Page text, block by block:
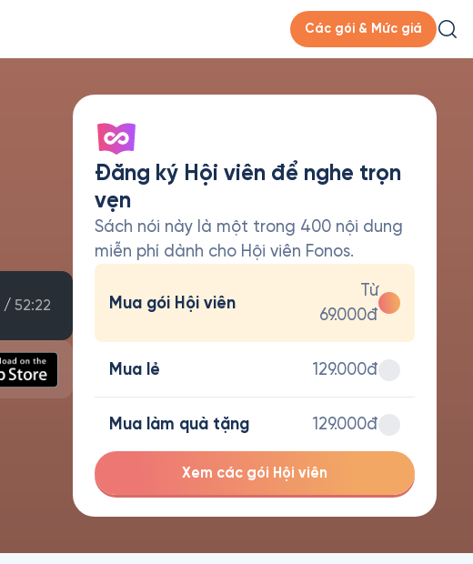
Các gói & Mức giá
/ 52:22
Đăng ký Hội viên để nghe trọn
vẹn
Sách nói này là một trong 400 nội dung
miễn phí dành cho Hội viên Fonos.
Mua gói Hội viên
Từ
69.000đ
Mua lẻ 129.000đ
Mua làm quà tặng 129.000đ
Xem các gói Hội viên